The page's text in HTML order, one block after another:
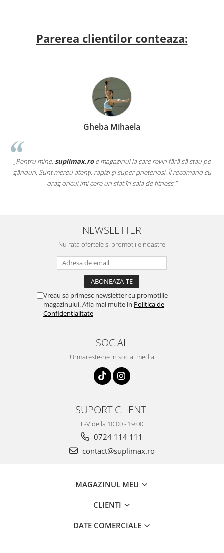
Parerea clientilor conteaza:
Gheba Mihaela
„Pentru mine,suplimax.roe magazinul la care revin fără să stau pe
gânduri. Sunt mereu atenți, rapizi și super prietenoși. Îl recomand cu
drag oricui îmi cere un sfat în sala de fitness.”
NEWSLETTER
Nu rata ofertele si promotiile noastre
Vreau sa primesc newsletter cu promotiile
magazinului. Afla mai multe in Politica de
Confidentialitate
SOCIAL
Urmareste-ne in social media
SUPORT CLIENTI
L-V de la 10:00 - 19:00
0724 114 111
contact@suplimax.ro
MAGAZINUL MEU
CLIENTI
DATE COMERCIALE